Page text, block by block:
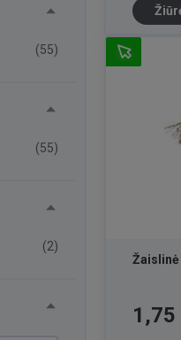
(55)
(55)
(2)
Žaislinė
Kaina
1,75